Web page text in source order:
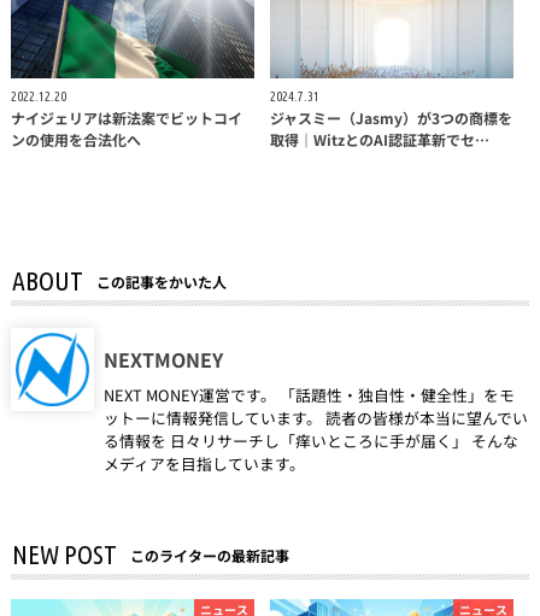
2022.12.20
ナイジェリアは新法案でビットコイ
ンの使用を合法化へ
2024.7.31
ジャスミー（Jasmy）が3つの商標を
取得｜WitzとのAI認証革新でセ…
ABOUT この記事をかいた人
NEXTMONEY
NEXT MONEY運営です。 「話題性・独自性・健全性」をモ
ットーに情報発信しています。 読者の皆様が本当に望んでい
る情報を 日々リサーチし「痒いところに手が届く」 そんな
メディアを目指しています。
NEW POST このライターの最新記事
ニュース ニュース